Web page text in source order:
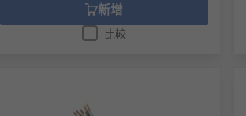
新增
比較